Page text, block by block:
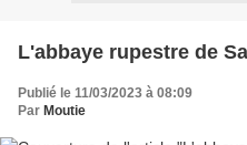
L'abbaye rupestre de
Publié le 11/03/2023 à 08:09
Par Moutie